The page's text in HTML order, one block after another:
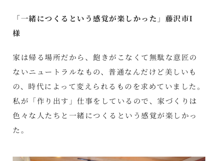
「一緒につくるという感覚が楽しかった」藤沢市I
様
家は帰る場所だから、飽きがこなくて無駄な意匠の
ないニュートラルなもの、普通なんだけど美しいも
の、時代によって変えられるものを求めていました。
私が「作り出す」仕事をしているので、家づくりは
色々な人たちと一緒につくるという感覚が楽しかっ
た。